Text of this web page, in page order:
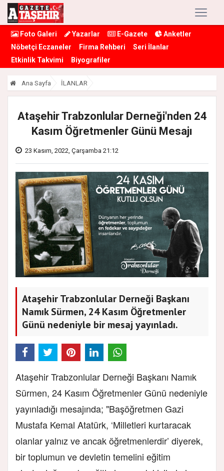
Foto Galeri Yazarlar E-Gazete
Anketler
Nöbetçi Eczaneler
Firma Rehberi
Seri İlanlar
Etkinlik Takvimi
Biyografiler
Ana Sayfa İLANLAR
Ataşehir Trabzonlular Derneği'nden 24
Kasım Öğretmenler Günü Mesajı
23 Kasım, 2022, Çarşamba 21:12
Ataşehir Trabzonlular Derneği Başkanı
Namık Sürmen, 24 Kasım Öğretmenler
Günü nedeniyle bir mesaj yayınladı.
Ataşehir Trabzonlular Derneği Başkanı Namık
Sürmen, 24 Kasım Öğretmenler Günü nedeniyle
yayınladığı mesajında; "Başöğretmen Gazi
Mustafa Kemal Atatürk, ‘Milletleri kurtaracak
olanlar yalnız ve ancak öğretmenlerdir’ diyerek,
bir toplumun ve devletin temelini eğitim